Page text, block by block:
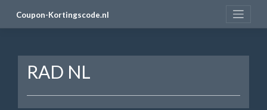
Coupon-Kortingscode.nl
RAD NL